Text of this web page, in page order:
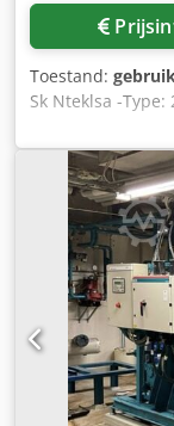
Toestand:
Sk Nteklsa -Type:
2 x 165 m3/u, 2
0°C/40°C, 520
Afmetingen van
voorraad: 1 stuk